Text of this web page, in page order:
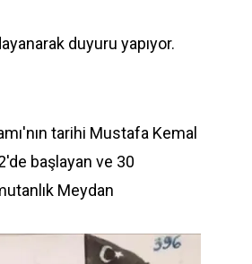
duyuru yapıyor.
tarihi Mustafa Kemal
başlayan ve 30
Meydan